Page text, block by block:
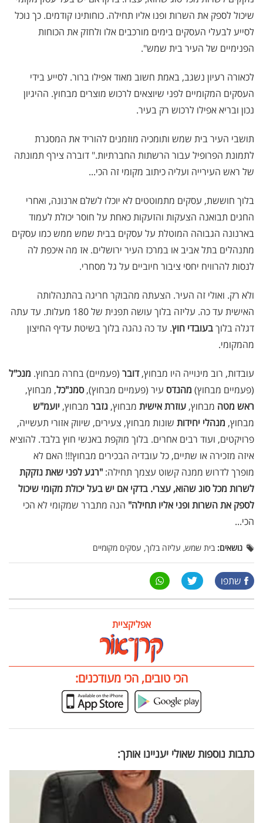
שיכול לספק את השרות ופנו אליו תחילה. כוחותינו קודמים. כך נוכל
לסייע לבעלי העסקים בימים מורכבים אלו ולחזק את הכוחות
הפנימיים של העיר בית שמש".
לכאורה רעיון נשגב, באמת חשוב מאוד אפילו ברור. לסייע בידי
העסקים המקומיים לפני שיוצאים לרכוש מוצרים מבחוץ. ההיגיון
נכון ובריא אפילו לרכוש רק בעיר.
תושבי העיר בית שמש ותומכיה מוזמנים להוריד את המסגרת
לתמונת הפרופיל עבור הרשתות החברתיות." דוברה צירף תמונתה
של ראש העירייה ועליה כיתוב מקומי זה הכי...
בלוך חוששת, עסקים מתמוטטים לא יוכלו לשלם ארנונה, ואחרי
החגים תבואנה הצעקות והזעקות כאחת על חוסר יכולת לעמוד
בארנונה הגבוהה המוטלת על עסקים בבית שמש ממש כמו עסקים
מתנהלים בתל אביב או במרכז העיר ירושלים. אז מה איכפת לה
לנסות להרוויח יחסי ציבור חיוביים על גל מסחרי.
ולא רק. ואולי זה העיר. הצעתה מהבוקר חריגה בהתנהלותה
האישית עד כה. עליזה בלוך עושה תפנית של 180 מעלות. עד עתה
דגלה בלוךבעובדי חוץ. עד כה נהגה בלוך בשיטת עדיף החיצון
מהמקומי.
עובדות, רוב מינוייה היו מבחוץ,דובר (פעמיים) בחרה מבחוץ. מנכ"ל
(פעמיים מבחוץ) מהנדס עיר (פעמיים מבחוץ),סמנ"כל, מבחוץ,
ראש מטה מבחוץ, עוזרת אישית מבחוץ, גזבר מבחוץ, יועמ"ש
מבחוץ, מנהלי יחידות שונות מבחוץ, צעירים, שיווק אזורי תעשייה,
פרויקטים, ועוד רבים אחרים. בלוך מוקפת באנשי חוץ בלבד. להוציא
איזה מזכירה או שתיים, כל עובדיה הבכירים מבחוץ!!! האם לא
מופרך לדרוש ממנה קשוט עצמך תחילה: "רגע לפני שאת נזקקת
לשרות מכל סוג שהוא, עצרי. בדקי אם יש בעל יכולת מקומי שיכול
לספק את השרות ופני אליו תחילה" הנה מתברר שמקומי לא הכי
הכי...
נושאים: בית שמש, עליזה בלוך, עסקים מקומיים
שתפו
אפליקציית
הכי טובים, הכי מעודכנים:
כתבות נוספות שאולי יעניינו אותך: